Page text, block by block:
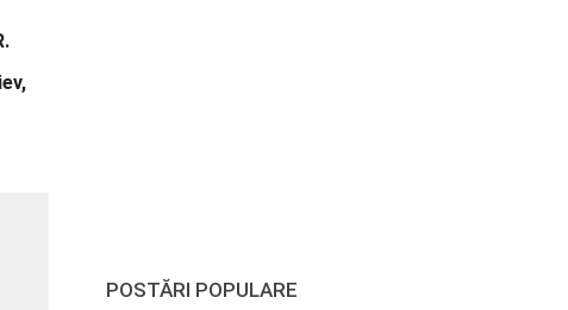
POSTĂRI POPULARE